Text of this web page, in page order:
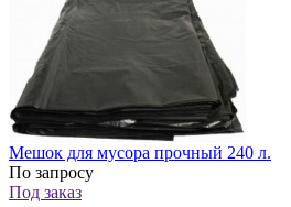
Мешок для мусора прочный 240 л.
По запросу
Под заказ